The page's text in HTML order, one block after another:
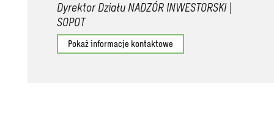
Dyrektor Działu NADZÓR INWESTORSKI |
SOPOT
Pokaż informacje kontaktowe